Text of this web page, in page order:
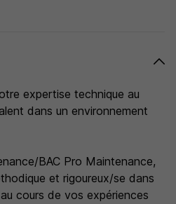
expertise technique au
dans un environnement
BAC Pro Maintenance,
et rigoureux/se dans
cours de vos expériences